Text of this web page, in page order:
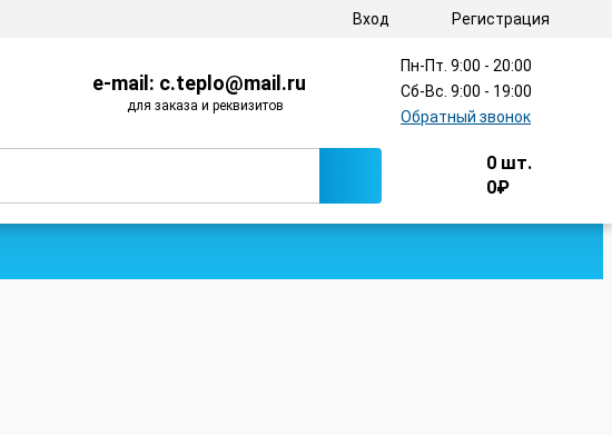
Вход Регистрация
e-mail: с.teplo@mail.ru
для заказа и реквизитов
Пн-Пт. 9:00 - 20:00
Сб-Вс. 9:00 - 19:00
Обратный звонок
0 шт.
0₽